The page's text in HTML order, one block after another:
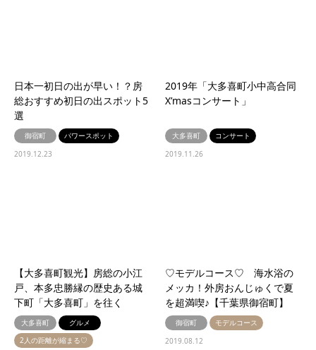
日本一初日の出が早い！？房
総おすすめ初日の出スポット5
選
御宿町
パワースポット
2019.12.23
2019年「大多喜町小中高合同
X’masコンサート」
大多喜町
コンサート
2019.11.26
【大多喜町観光】房総の小江
戸、本多忠勝縁の歴史ある城
下町「大多喜町」を往く
大多喜町
グルメ
2人の距離が縮まる♡
♡モデルコース♡ 海水浴の
メッカ！外房おんじゅくで夏
を超満喫♪【千葉県御宿町】
御宿町
モデルコース
2019.08.12